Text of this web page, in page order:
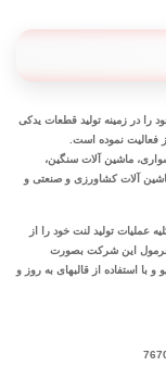
1381 تاسیس و فعالیت خود را در زمینه تولید قطعات یدکی
ماشین آلات سنگین،
آلات کشاورزی و صنعتی و
عملیات تولید لنت خود را از
و فرمول این شرکت بصورت
و با استفاده از قالبهای به روز و